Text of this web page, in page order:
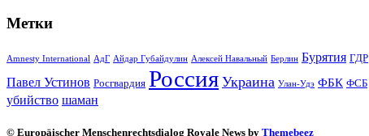
Метки
Amnesty International АдГ Айдар Губайдулин Алексей Навальный Берлин Бурятия ГДР
Павел Устинов Росгвардия Россия Украина Улан-Удэ ФБК ФСБ
убийство шаман
© Europäischer Menschenrechtsdialog Royale News by Themebeez